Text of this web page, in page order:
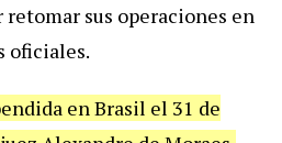
retomar sus operaciones en
oficiales.
en Brasil el 31 de